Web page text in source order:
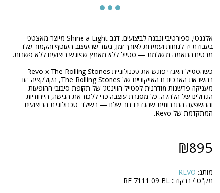
אלגנטי, ספורטיבי ונבנה לביצועים. דגם Shine a Light מיוצר מאצטט
בעבודת יד לנוחות ועמידות לאורך זמן, בעוד שהעיצוב העוטף והקמור שלו
בהשראת הארכיונים האייקוניים של The Rolling Stones, הקולקציה הזו
מעניקה פרשנות מודרנית לסטייל הווינטג’ של תקופת סיבובי ההופעות
הגדולים של הלהקה. כל מסגרת עוצבה כדי ללכוד את הגישה, הייחודיות
וההשפעה התרבותית שהגדירו דור שלם — בשילוב טכנולוגיית הביצועים
המתקדמת של Revo.
₪895
מותג: REVO
מק"ט / ברקוד:: RE 7111 09 BL